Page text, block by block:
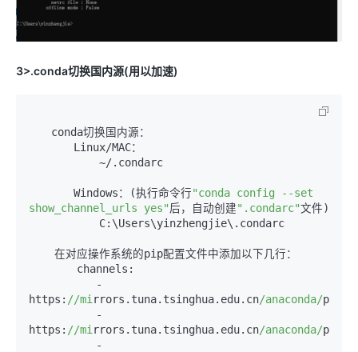
3>.conda切换国内源(用以加速)
conda切换国内源：
Linux/MAC：
Windows：(执行命令行"conda config --set
show_channel_urls yes"后，自动创建".condarc"文件)
-
https: //mi rrors.tuna.tsinghua.edu.cn/anaconda/pkgs
-
https: //mi rrors.tuna.tsinghua.edu.cn/anaconda/pkgs
-